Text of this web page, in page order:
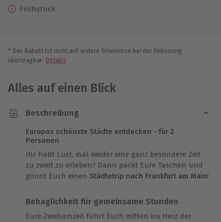
Frühstück
* Der Rabatt ist nicht auf andere Erlebnisse bei der Einlösung
übertragbar. Details
Alles auf einen Blick
Beschreibung
Europas schönste Städte entdecken - für 2
Personen
Ihr habt Lust, mal wieder eine ganz besondere Zeit
zu zweit zu erleben? Dann packt Eure Taschen und
gönnt Euch einen Städtetrip nach Frankfurt am Main!
Behaglichkeit für gemeinsame Stunden
Eure Zweisamzeit führt Euch mitten ins Herz der